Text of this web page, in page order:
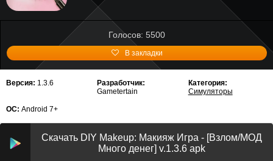
Голосов: 5500
В закладки
Версия: 1.3.6
Разработчик:
Gametertain
Категория:
Симуляторы
ОС: Android 7+
Скачать DIY Makeup: Макияж Игрa - [Взлом/МОД
Много денег] v.1.3.6 apk